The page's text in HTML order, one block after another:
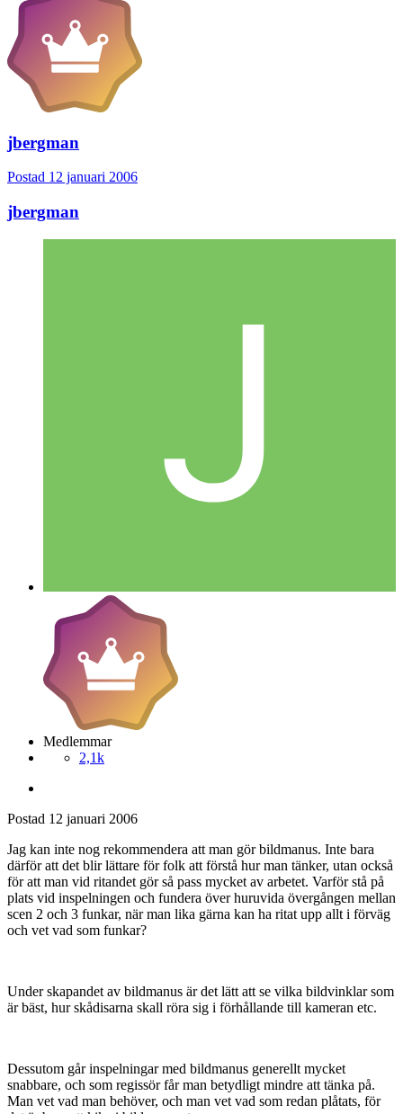
jbergman
Postad 12 januari 2006
jbergman
Medlemmar
2,1k
Postad 12 januari 2006
Jag kan inte nog rekommendera att man gör bildmanus. Inte bara
därför att det blir lättare för folk att förstå hur man tänker, utan också
för att man vid ritandet gör så pass mycket av arbetet. Varför stå på
plats vid inspelningen och fundera över huruvida övergången mellan
scen 2 och 3 funkar, när man lika gärna kan ha ritat upp allt i förväg
och vet vad som funkar?
Under skapandet av bildmanus är det lätt att se vilka bildvinklar som
är bäst, hur skådisarna skall röra sig i förhållande till kameran etc.
Dessutom går inspelningar med bildmanus generellt mycket
snabbare, och som regissör får man betydligt mindre att tänka på.
Man vet vad man behöver, och man vet vad som redan plåtats, för